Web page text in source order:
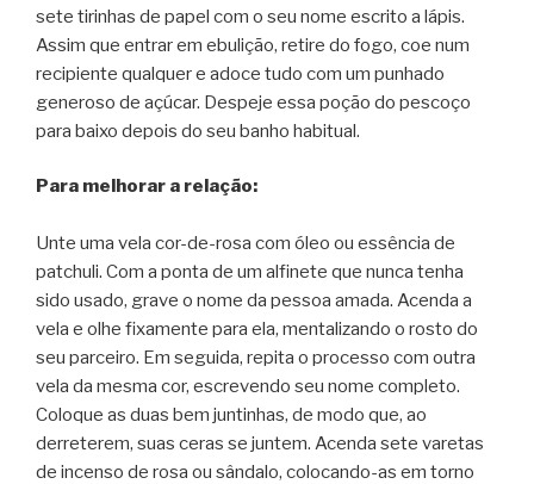
sete tirinhas de papel com o seu nome escrito a lápis.
Assim que entrar em ebulição, retire do fogo, coe num
recipiente qualquer e adoce tudo com um punhado
generoso de açúcar. Despeje essa poção do pescoço
para baixo depois do seu banho habitual.
Para melhorar a relação:
Unte uma vela cor-de-rosa com óleo ou essência de
patchuli. Com a ponta de um alfinete que nunca tenha
sido usado, grave o nome da pessoa amada. Acenda a
vela e olhe fixamente para ela, mentalizando o rosto do
seu parceiro. Em seguida, repita o processo com outra
vela da mesma cor, escrevendo seu nome completo.
Coloque as duas bem juntinhas, de modo que, ao
derreterem, suas ceras se juntem. Acenda sete varetas
de incenso de rosa ou sândalo, colocando-as em torno